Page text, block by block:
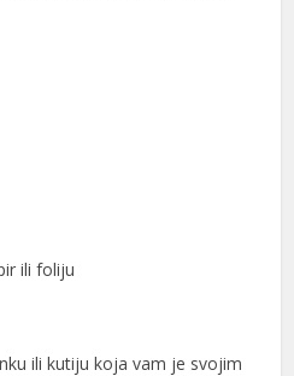
ili foliju
ili kutiju koja vam je svojim